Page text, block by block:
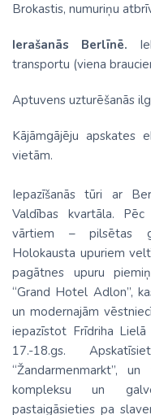
Brokastis, numuriņu
Ierašanās Berlīnē.
transportu (viena
Aptuvens uzturēšanās
Kājāmgājēju apskates
vietām.
Iepazīšanās tūri ar
Valdības kvartāla.
vārtiem – pilsētas
Holokausta upuriem
pagātnes upuru
“Grand Hotel Adlon”,
un modernajām
iepazīstot Frīdriha
17.-18.gs.
“Žandarmenmarkt”,
kompleksu un
pastaigāsieties pa